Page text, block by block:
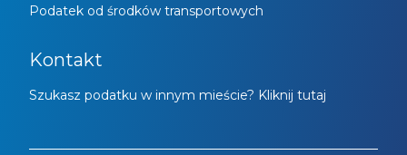
Podatek od środków transportowych
Kontakt
Szukasz podatku w innym mieście? Kliknij tutaj